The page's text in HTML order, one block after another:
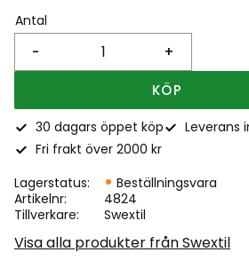
Antal
+
-
KÖP
30 dagars öppet köp
Leverans
Fri frakt över 2000 kr
Lagerstatus
Beställningsvara
Artikelnr
4824
Tillverkare
Swextil
Visa alla produkter från Swextil